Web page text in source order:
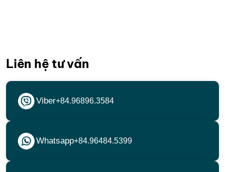
Liên hệ tư vấn
Viber+84.96896.3584
Whatsapp+84.96484.5399